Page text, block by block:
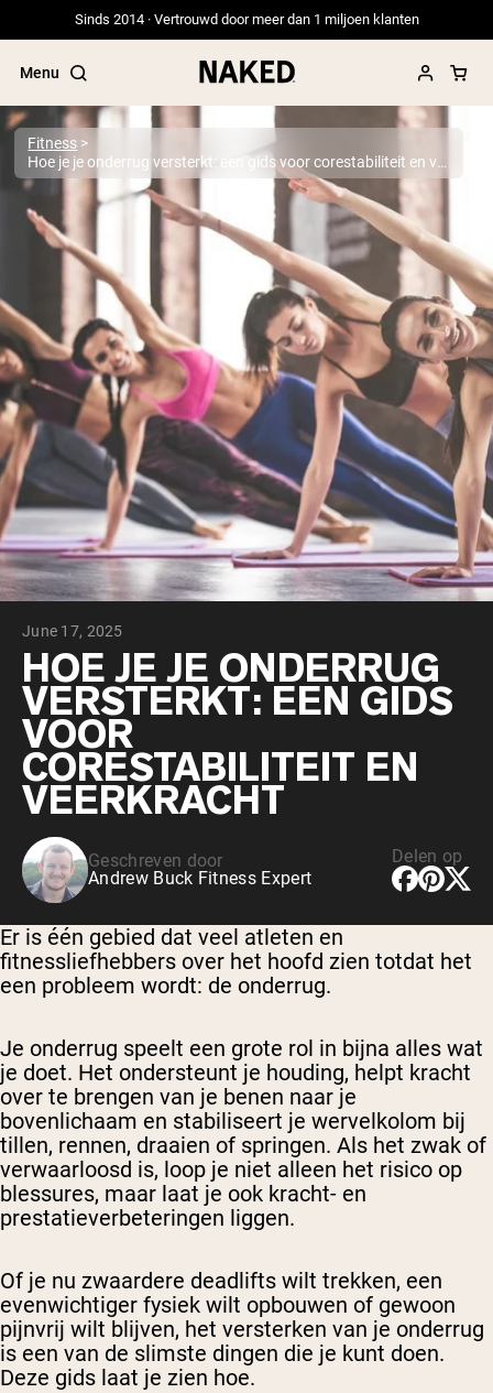
Sinds 2014 · Vertrouwd door meer dan 1 miljoen klanten
Menu
Populaire Zoektermen
”Protein Powder“
”Overnight Oats“
”Vegan protein“
”Collagen“
”Micellar Casein“
PROTEIN POWDERSBest Seller
Erwteneiwit
Grasgevoerd Wei Eiwit Poeder
Collageenpeptiden
Chocolade Grasgevoerde Wei
Vanille grasgevoerde wei
Weidegevoerde wei
Shop All Protein Powders
VEGAN PROTEIN
Erwteneiwit
Fitness
Hoe je je onderrug versterkt: een gids voor corestabiliteit en veerkracht
June 17, 2025
HOE JE JE ONDERRUG
VERSTERKT: EEN GIDS
VOOR
CORESTABILITEIT EN
VEERKRACHT
Geschreven door
Andrew Buck Fitness Expert
Delen op
Er is één gebied dat veel atleten en
fitnessliefhebbers over het hoofd zien totdat het
een probleem wordt: de onderrug.
Je onderrug speelt een grote rol in bijna alles wat
je doet. Het ondersteunt je houding, helpt kracht
over te brengen van je benen naar je
bovenlichaam en stabiliseert je wervelkolom bij
tillen, rennen, draaien of springen. Als het zwak of
verwaarloosd is, loop je niet alleen het risico op
blessures, maar laat je ook kracht- en
prestatieverbeteringen liggen.
Of je nu zwaardere deadlifts wilt trekken, een
evenwichtiger fysiek wilt opbouwen of gewoon
pijnvrij wilt blijven, het versterken van je onderrug
is een van de slimste dingen die je kunt doen.
Deze gids laat je zien hoe.